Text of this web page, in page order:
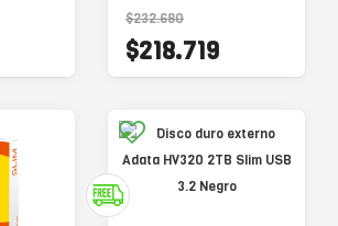
$232.680
$218.719